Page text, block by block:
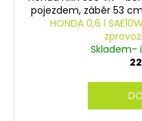
pojezdem, záběr 53 cm
HONDA 0,6 l
Skladem-